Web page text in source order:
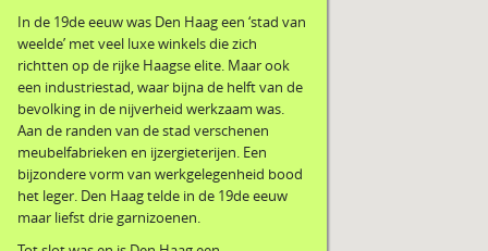
In de 19de eeuw was Den Haag een ‘stad van
weelde’ met veel luxe winkels die zich
richtten op de rijke Haagse elite. Maar ook
een industriestad, waar bijna de helft van de
bevolking in de nijverheid werkzaam was.
Aan de randen van de stad verschenen
meubelfabrieken en ijzergieterijen. Een
bijzondere vorm van werkgelegenheid bood
het leger. Den Haag telde in de 19de eeuw
maar liefst drie garnizoenen.